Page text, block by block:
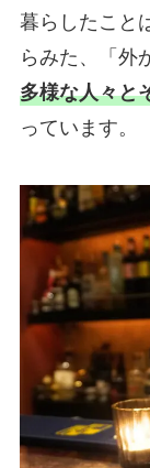
暮らしたこと
らみた、「外
多様な人々と
っています。